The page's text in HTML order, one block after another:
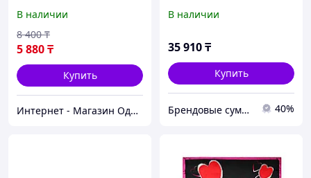
четверти с кружевом
В наличии
5 880₸
8 400 ₸
Купить
Интернет - Магазин Одежды Грация
свадьбу
В наличии
35 910₸
Купить
Брендовые сумки и обувь 40%